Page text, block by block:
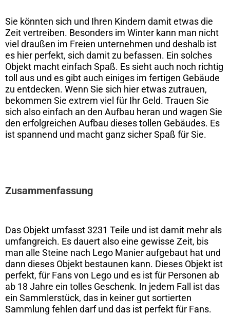
Sie könnten sich und Ihren Kindern damit etwas die
Zeit vertreiben. Besonders im Winter kann man nicht
viel draußen im Freien unternehmen und deshalb ist
es hier perfekt, sich damit zu befassen. Ein solches
Objekt macht einfach Spaß. Es sieht auch noch richtig
toll aus und es gibt auch einiges im fertigen Gebäude
zu entdecken. Wenn Sie sich hier etwas zutrauen,
bekommen Sie extrem viel für Ihr Geld. Trauen Sie
sich also einfach an den Aufbau heran und wagen Sie
den erfolgreichen Aufbau dieses tollen Gebäudes. Es
ist spannend und macht ganz sicher Spaß für Sie.
Zusammenfassung
Das Objekt umfasst 3231 Teile und ist damit mehr als
umfangreich. Es dauert also eine gewisse Zeit, bis
man alle Steine nach Lego Manier aufgebaut hat und
dann dieses Objekt bestaunen kann. Dieses Objekt ist
perfekt, für Fans von Lego und es ist für Personen ab
ab 18 Jahre ein tolles Geschenk. In jedem Fall ist das
ein Sammlerstück, das in keiner gut sortierten
Sammlung fehlen darf und das ist perfekt für Fans.